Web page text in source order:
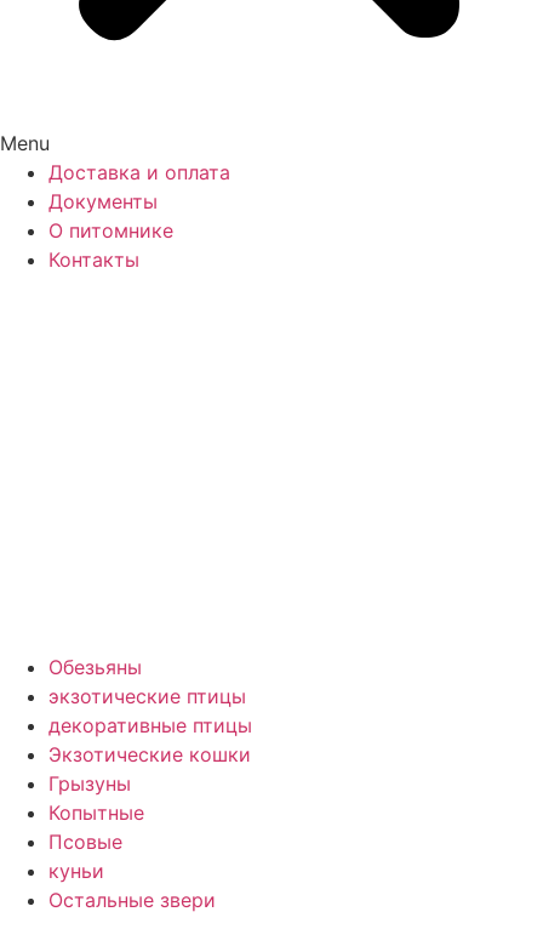
Menu
Доставка и оплата
Документы
О питомнике
Контакты
Обезьяны
экзотические птицы
декоративные птицы
Экзотические кошки
Грызуны
Копытные
Псовые
куньи
Остальные звери